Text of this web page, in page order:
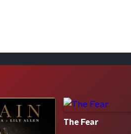
The Fear